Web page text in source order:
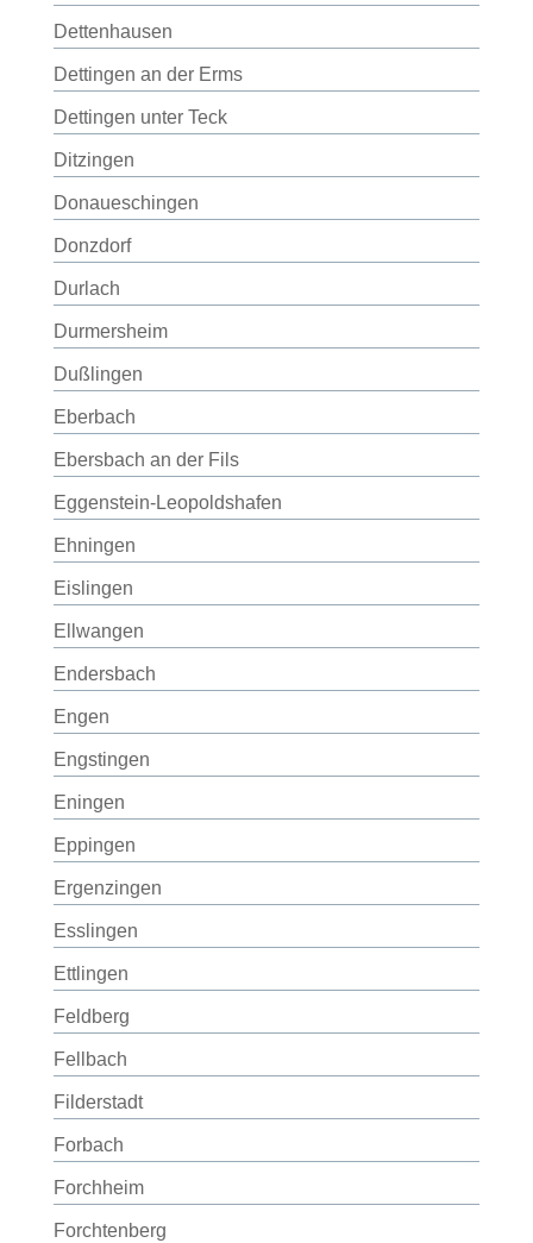
Dettenhausen
Dettingen an der Erms
Dettingen unter Teck
Ditzingen
Donaueschingen
Donzdorf
Durlach
Durmersheim
Dußlingen
Eberbach
Ebersbach an der Fils
Eggenstein-Leopoldshafen
Ehningen
Eislingen
Ellwangen
Endersbach
Engen
Engstingen
Eningen
Eppingen
Ergenzingen
Esslingen
Ettlingen
Feldberg
Fellbach
Filderstadt
Forbach
Forchheim
Forchtenberg